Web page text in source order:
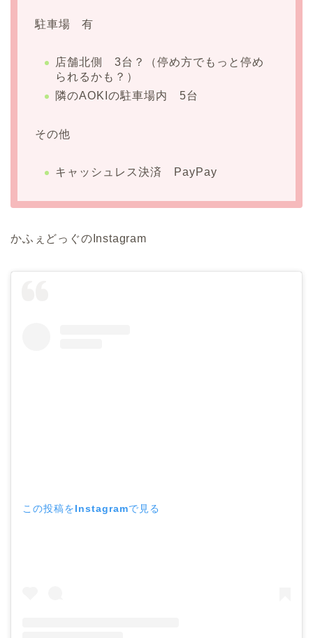
駐車場 有
店舗北側 3台？（停め方でもっと停め
られるかも？）
隣のAOKIの駐車場内 5台
その他
キャッシュレス決済 PayPay
かふぇどっぐのInstagram
この投稿をInstagramで見る